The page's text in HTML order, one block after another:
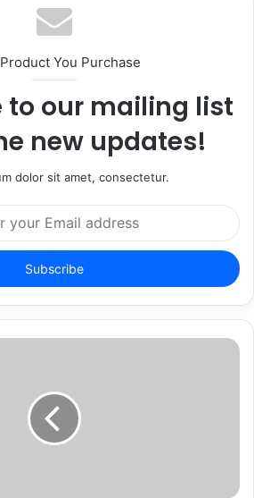
You Purchase
to our mailing list
new updates!
dolor sit amet, consectetur.